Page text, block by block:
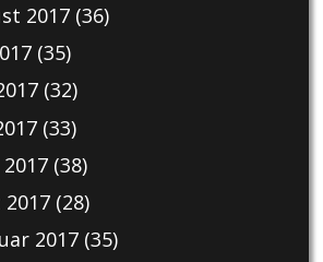
2017(36)
(35)
(32)
(33)
(38)
2017(28)
2017(35)